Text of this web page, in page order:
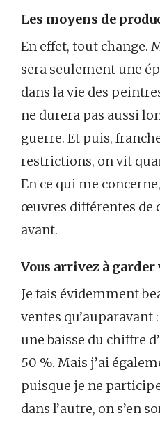
Les moyens de
En effet, tout change.
sera seulement une
dans la vie des
ne durera pas aussi
guerre. Et puis,
restrictions, on vit
En ce qui me
œuvres différentes de
avant.
Vous arrivez à garder
Je fais évidemment
ventes qu’auparavant
une baisse du chiffre
50 %. Mais j’ai
puisque je ne
dans l’autre, on s’en